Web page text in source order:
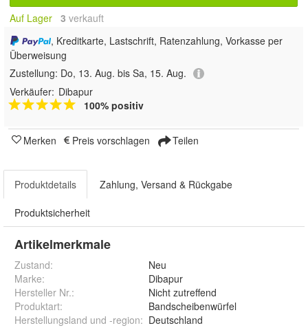
Auf Lager 3 verkauft
, Kreditkarte, Lastschrift, Ratenzahlung, Vorkasse per
Überweisung
Zustellung: Do, 13. Aug. bis Sa, 15. Aug.
Verkäufer: Dibapur
100% positiv
Merken Preis vorschlagen Teilen
Produktdetails Zahlung, Versand & Rückgabe
Produktsicherheit
Artikelmerkmale
Zustand:
Neu
Marke:
Dibapur
Hersteller Nr.:
Nicht zutreffend
Produktart:
Bandscheibenwürfel
Herstellungsland und -region: Deutschland